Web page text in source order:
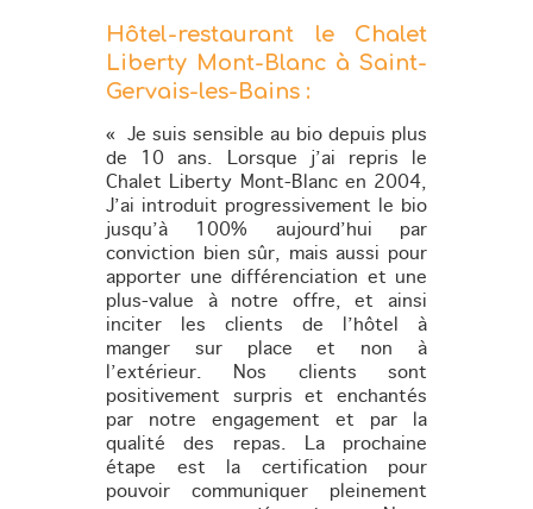
Hôtel-restaurant le Chalet
Liberty Mont-Blanc à Saint-
Gervais-les-Bains :
« Je suis sensible au bio depuis plus
de 10 ans. Lorsque j’ai repris le
Chalet Liberty Mont-Blanc en 2004,
J’ai introduit progressivement le bio
jusqu’à 100% aujourd’hui par
conviction bien sûr, mais aussi pour
apporter une différenciation et une
plus-value à notre offre, et ainsi
inciter les clients de l’hôtel à
manger sur place et non à
l’extérieur. Nos clients sont
positivement surpris et enchantés
par notre engagement et par la
qualité des repas. La prochaine
étape est la certification pour
pouvoir communiquer pleinement